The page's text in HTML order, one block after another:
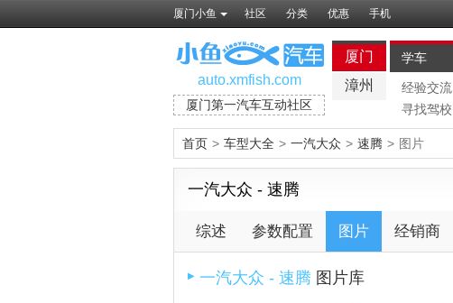
厦门小鱼 社区 分类 优惠 手机
auto.xmfish.com
厦门第一汽车互动社区
厦门
漳州
学车
经验交流
寻找驾校
首页 > 车型大全 > 一汽大众 > 速腾 > 图片
一汽大众 - 速腾
综述 参数配置 图片 经销商
▶ 一汽大众 - 速腾 图片库